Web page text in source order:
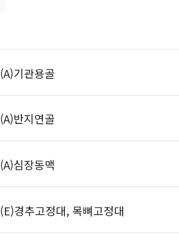
(A)기관용골
(A)반지연골
(A)심장동맥
(E)경추고정대, 목뼈고정대